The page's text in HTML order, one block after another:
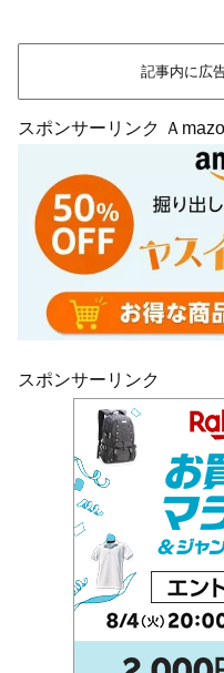
記事内に広
スポンサーリンク Ａ
スポンサーリンク